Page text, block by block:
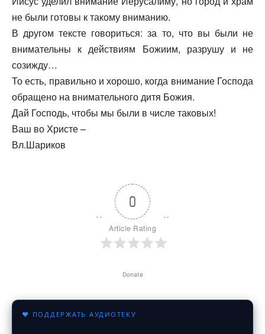
не были готовы к такому вниманию.
В другом тексте говориться: за то, что вы были не
внимательны к действиям Божиим, разрушу и не
созижду…
То есть, правильно и хорошо, когда внимание Господа
обращено на внимательного дитя Божия.
Дай Господь, чтобы мы были в числе таковых!
Ваш во Христе –
Вл.Шариков
0
Article Rating
Donate
♥ ПОДДЕРЖАТЬ АУДИОТЕКУ